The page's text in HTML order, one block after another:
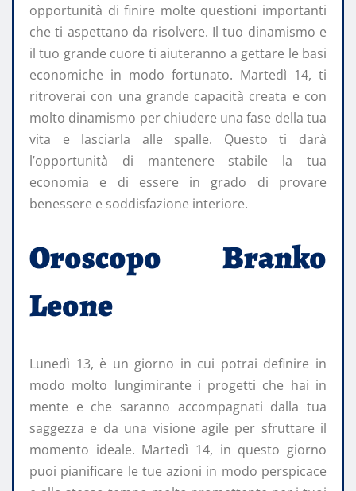
opportunità di finire molte questioni importanti
che ti aspettano da risolvere. Il tuo dinamismo e
il tuo grande cuore ti aiuteranno a gettare le basi
economiche in modo fortunato. Martedì 14, ti
ritroverai con una grande capacità creata e con
molto dinamismo per chiudere una fase della tua
vita e lasciarla alle spalle. Questo ti darà
l’opportunità di mantenere stabile la tua
economia e di essere in grado di provare
benessere e soddisfazione interiore.
Oroscopo Branko
Leone
Lunedì 13, è un giorno in cui potrai definire in
modo molto lungimirante i progetti che hai in
mente e che saranno accompagnati dalla tua
saggezza e da una visione agile per sfruttare il
momento ideale. Martedì 14, in questo giorno
puoi pianificare le tue azioni in modo perspicace